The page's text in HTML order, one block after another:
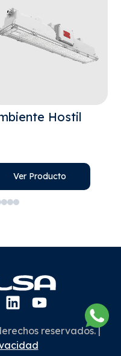
Hostil
Ver Producto
reservados. |